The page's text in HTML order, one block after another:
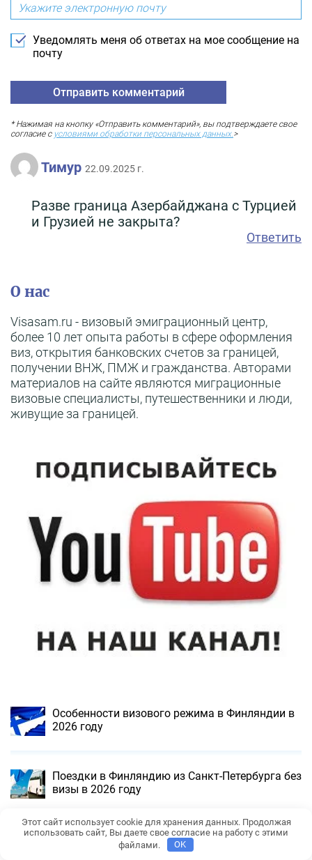
Уведомлять меня об ответах на мое сообщение на
почту
* Нажимая на кнопку «Отправить комментарий», вы подтверждаете свое
согласие с условиями обработки персональных данных. >
Тимур 22.09.2025 г.
Разве граница Азербайджана с Турцией
и Грузией не закрыта?
Ответить
О нас
Visasam.ru - визовый эмиграционный центр,
более 10 лет опыта работы в сфере оформления
виз, открытия банковских счетов за границей,
получении ВНЖ, ПМЖ и гражданства. Авторами
материалов на сайте являются миграционные
визовые специалисты, путешественники и люди,
живущие за границей.
Особенности визового режима в Финляндии в
2026 году
Поездки в Финляндию из Санкт-Петербурга без
визы в 2026 году
Оформление и получение рабочей визы в
Израиль в 2026 году
Этот сайт использует cookie для хранения данных. Продолжая
использовать сайт, Вы даете свое согласие на работу с этими
файлами.
OK